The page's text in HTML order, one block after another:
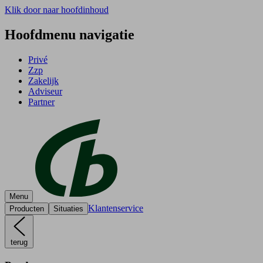
Klik door naar hoofdinhoud
Hoofdmenu navigatie
Privé
Zzp
Zakelijk
Adviseur
Partner
Menu
Producten
Situaties Klantenservice
terug